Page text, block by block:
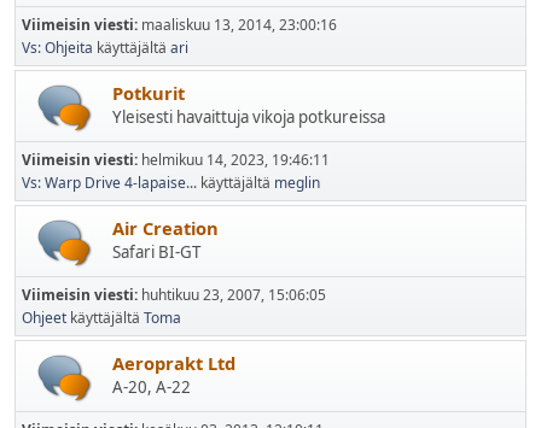
Viimeisin viesti: maaliskuu 13, 2014, 23:00:16
Vs: Ohjeita käyttäjältä ari
Potkurit
Yleisesti havaittuja vikoja potkureissa
Viimeisin viesti: helmikuu 14, 2023, 19:46:11
Vs: Warp Drive 4-lapaise... käyttäjältä meglin
Air Creation
Safari BI-GT
Viimeisin viesti: huhtikuu 23, 2007, 15:06:05
Ohjeet käyttäjältä Toma
Aeroprakt Ltd
A-20, A-22